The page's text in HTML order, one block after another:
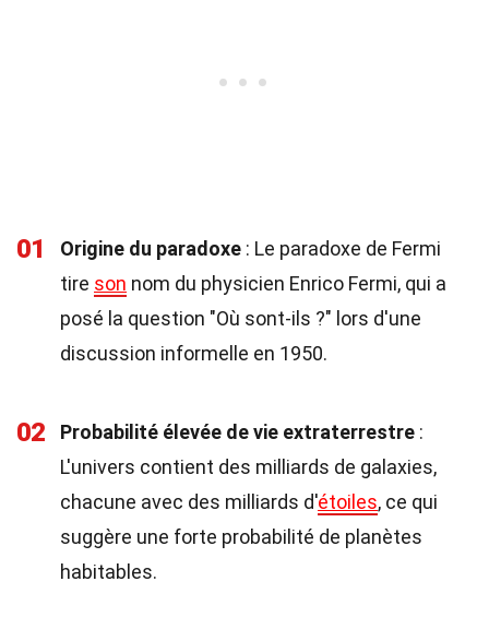
01 Origine du paradoxe : Le paradoxe de Fermi
tire son nom du physicien Enrico Fermi, qui a
posé la question "Où sont-ils ?" lors d'une
discussion informelle en 1950.
02 Probabilité élevée de vie extraterrestre :
L'univers contient des milliards de galaxies,
chacune avec des milliards d'étoiles, ce qui
suggère une forte probabilité de planètes
habitables.